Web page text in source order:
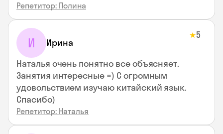
Репетитор: Полина
И Ирина
★5
Наталья очень понятно все объясняет.
Занятия интересные =) С огромным
удовольствием изучаю китайский язык.
Спасибо)
Репетитор: Наталья